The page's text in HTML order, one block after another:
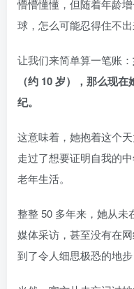
懵懵懂懂，但随着年龄
球，怎么可能忍得住不出
让我们来简单算一笔账：
（约 10 岁），那么现
纪。
这意味着，她抱着这个
走过了想要证明自我的
老年生活。
整整 50 多年来，她从未
媒体采访，甚至没有在
到了令人细思极恐的地